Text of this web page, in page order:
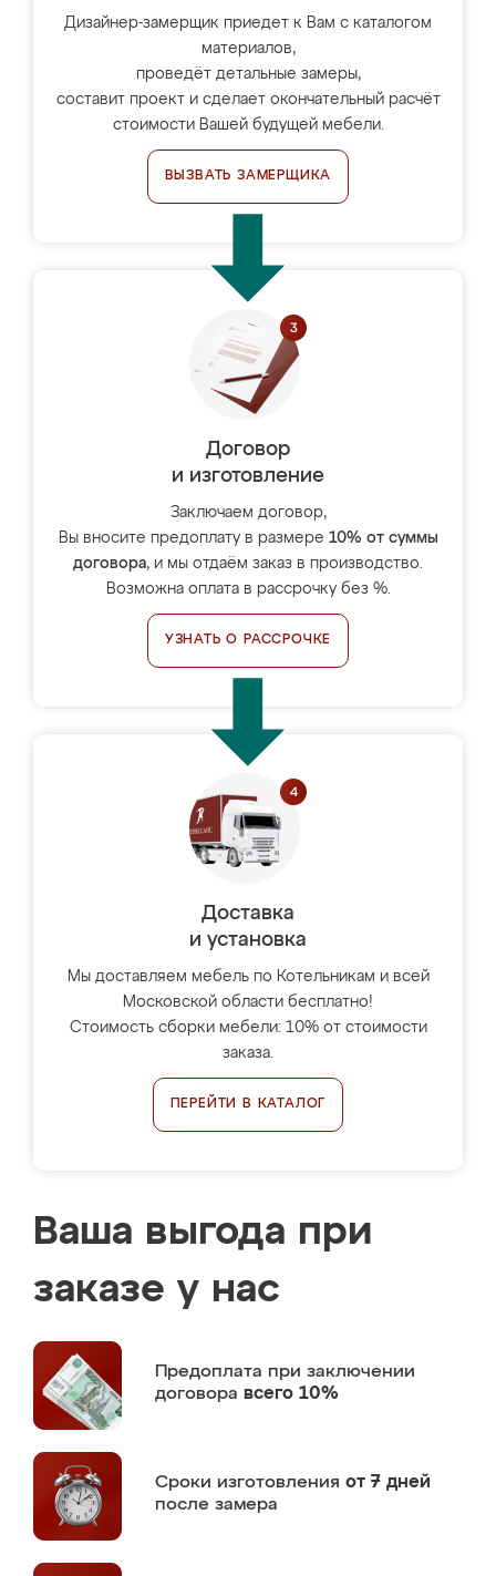
Дизайнер-замерщик приедет к Вам с каталогом
материалов,
проведёт детальные замеры,
составит проект и сделает окончательный расчёт
стоимости Вашей будущей мебели.
ВЫЗВАТЬ ЗАМЕРЩИКА
Договор
и изготовление
Заключаем договор,
Вы вносите предоплату в размере 10% от суммы
договора, и мы отдаём заказ в производство.
Возможна оплата в рассрочку без %.
УЗНАТЬ О РАССРОЧКЕ
Доставка
и установка
Мы доставляем мебель по Котельникам и всей
Московской области бесплатно!
Стоимость сборки мебели: 10% от стоимости
заказа.
ПЕРЕЙТИ В КАТАЛОГ
Ваша выгода при
заказе у нас
Предоплата при заключении
договора всего 10%
Сроки изготовления от 7 дней
после замера